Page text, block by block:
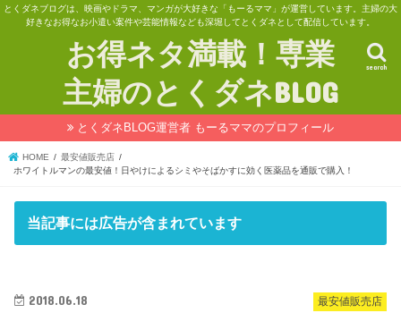
とくダネブログは、映画やドラマ、マンガが大好きな「もーるママ」が運営しています。主婦の大
好きなお得なお小遣い案件や芸能情報なども深堀してとくダネとして配信しています。
お得ネタ満載！専業
主婦のとくダネBLOG
search
とくダネBLOG運営者 もーるママのプロフィール
HOME
最安値販売店
ホワイトルマンの最安値！日やけによるシミやそばかすに効く医薬品を通販で購入！
当記事には広告が含まれています
最安値販売店
2018.06.18